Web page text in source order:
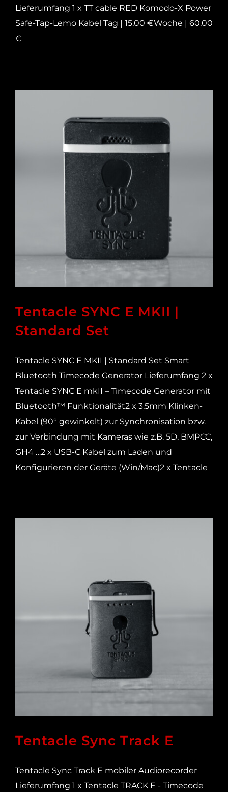
Lieferumfang 1 x TT cable RED Komodo-X Power
Safe-Tap-Lemo Kabel Tag | 15,00 €Woche | 60,00
€
Tentacle SYNC E MKII |
Standard Set
Tentacle SYNC E MKII | Standard Set Smart
Bluetooth Timecode Generator Lieferumfang 2 x
Tentacle SYNC E mkII – Timecode Generator mit
Bluetooth™ Funktionalität2 x 3,5mm Klinken-
Kabel (90° gewinkelt) zur Synchronisation bzw.
zur Verbindung mit Kameras wie z.B. 5D, BMPCC,
GH4 …2 x USB-C Kabel zum Laden und
Konfigurieren der Geräte (Win/Mac)2 x Tentacle
Tentacle Sync Track E
Tentacle Sync Track E mobiler Audiorecorder
Lieferumfang 1 x Tentacle TRACK E - Timecode